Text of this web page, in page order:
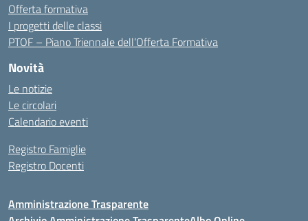
Offerta formativa
I progetti delle classi
PTOF – Piano Triennale dell’Offerta Formativa
Novità
Le notizie
Le circolari
Calendario eventi
Registro Famiglie
Registro Docenti
Amministrazione Trasparente